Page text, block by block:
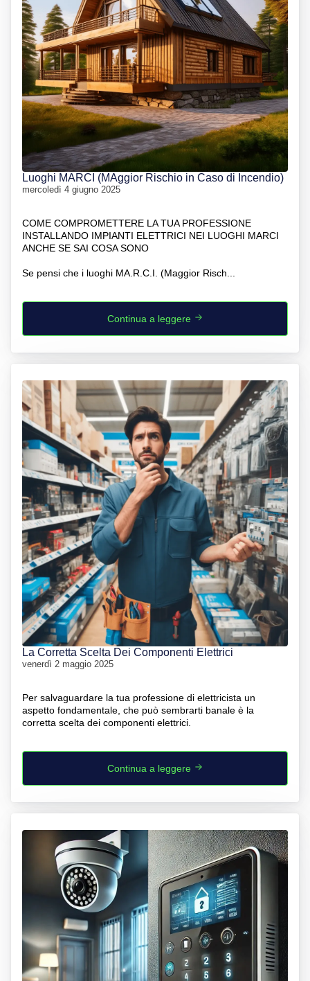
Luoghi MARCI (MAggior Rischio in Caso di Incendio)
mercoledì 4 giugno 2025
COME COMPROMETTERE LA TUA PROFESSIONE
INSTALLANDO IMPIANTI ELETTRICI NEI LUOGHI MARCI
ANCHE SE SAI COSA SONO
Se pensi che i luoghi MA.R.C.I. (Maggior Risch...
Continua a leggere
La Corretta Scelta Dei Componenti Elettrici
venerdì 2 maggio 2025
Per salvaguardare la tua professione di elettricista un
aspetto fondamentale, che può sembrarti banale è la
Continua a leggere